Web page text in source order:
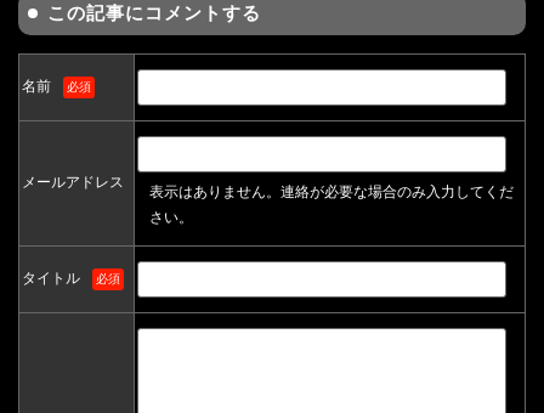
この記事にコメントする
名前 必須
メールアドレス
表示はありません。連絡が必要な場合のみ入力してくだ
さい。
タイトル 必須